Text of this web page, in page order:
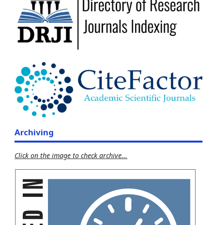
Archiving
Click on the image to check archive...